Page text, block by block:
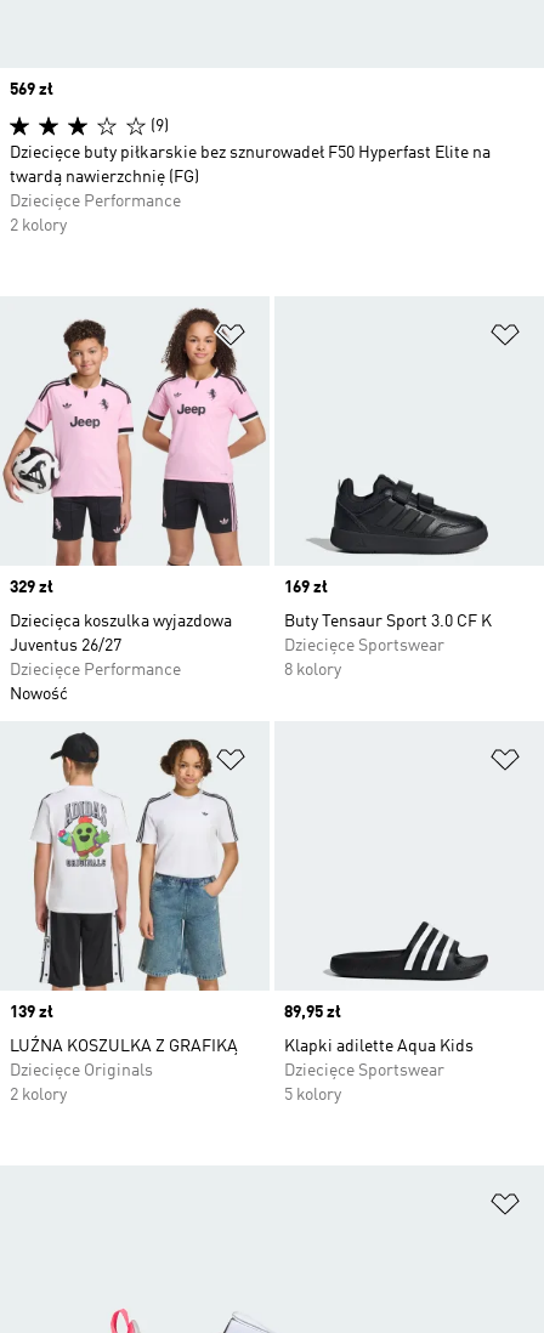
Price
329 zł
Dziecięca koszulka wyjazdowa
Juventus 26/27
Dziecięce Performance
Nowość
Price
169 zł
Buty Tensaur Sport 3.0 CF K
Dziecięce Sportswear
8 kolory
Price
139 zł
LUŹNA KOSZULKA Z GRAFIKĄ
Dziecięce Originals
2 kolory
Price
89,95 zł
Klapki adilette Aqua Kids
Dziecięce Sportswear
5 kolory
Price
569 zł
(9)
Dziecięce buty piłkarskie bez sznurowadeł F50 Hyperfast Elite na
twardą nawierzchnię (FG)
Dziecięce Performance
2 kolory